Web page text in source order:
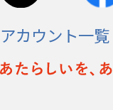
アカウント一覧